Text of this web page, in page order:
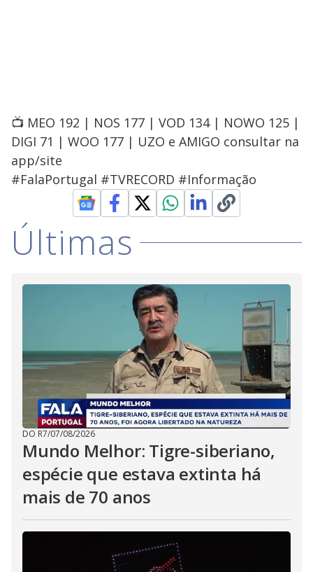
📺 MEO 192 | NOS 177 | VOD 134 | NOWO 125 |
DIGI 71 | WOO 177 | UZO e AMIGO consultar na
app/site
#FalaPortugal #TVRECORD #Informação
Últimas
DO R7/07/08/2026
Mundo Melhor: Tigre-siberiano,
espécie que estava extinta há
mais de 70 anos